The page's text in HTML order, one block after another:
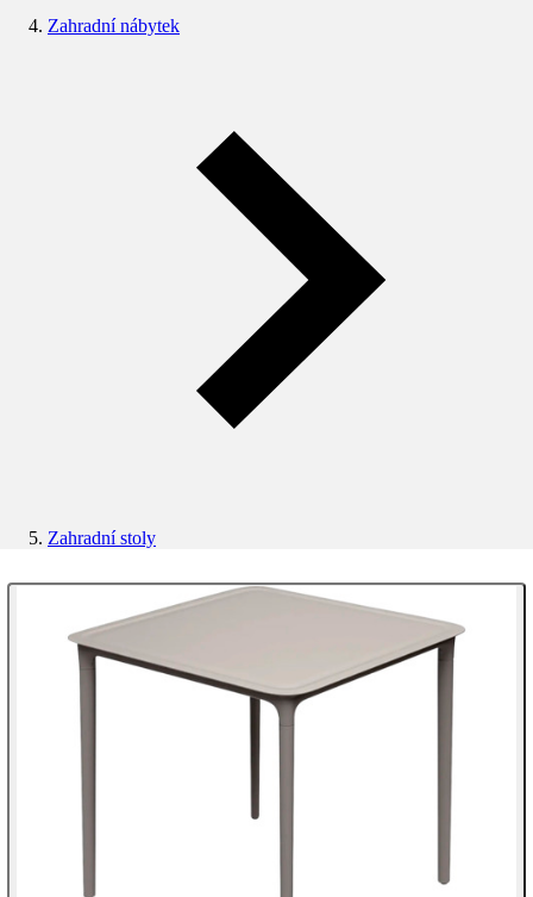
Zahradní nábytek
Zahradní stoly